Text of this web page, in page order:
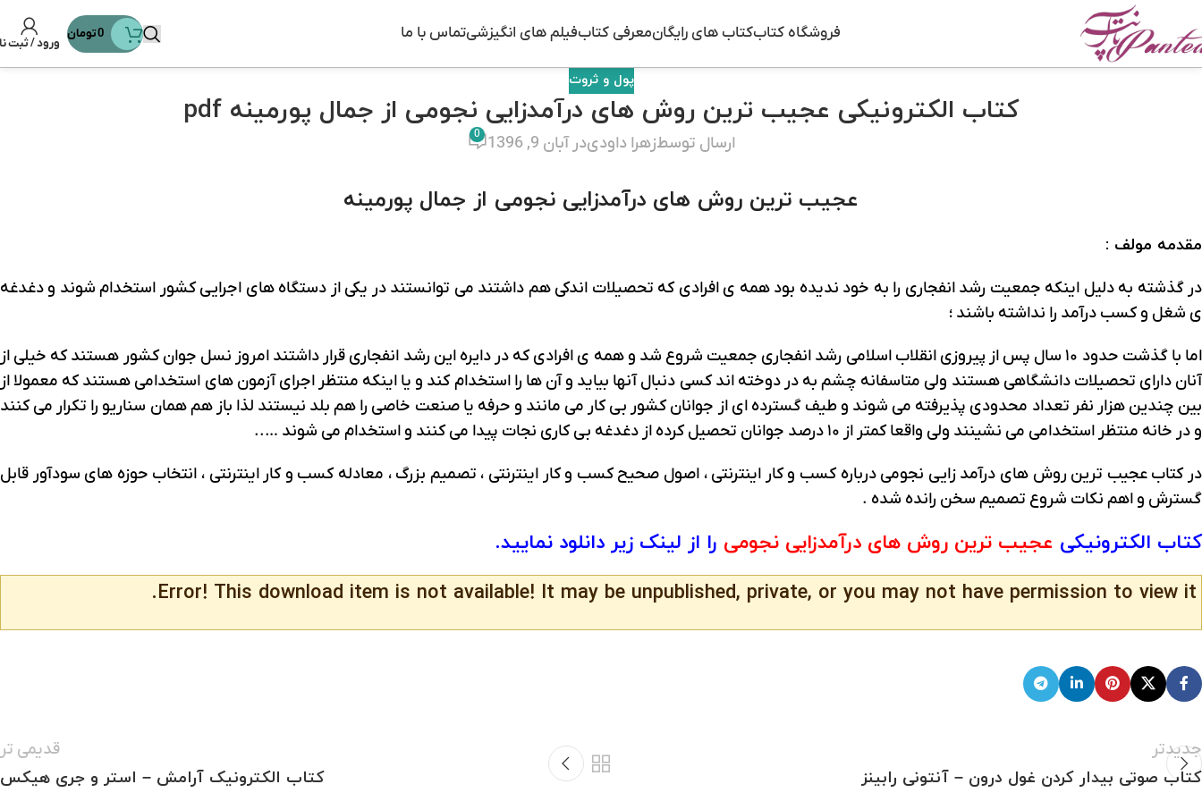
فروشگاه کتابکتاب های رایگانمعرفی کتابفیلم های انگیزشیتماس با ما 0تومان
ورود / ثبت
پول و ثروت
کتاب الکترونیکی عجیب ترین روش های درآمدزایی نجومی از جمال پورمینه pdf
ارسال توسطزهرا داودیدر آبان 9, 1396 0
عجیب ترین روش های درآمدزایی نجومی از جمال پورمینه
مقدمه مولف :
در گذشته به دلیل اینکه جمعیت رشد انفجاری را به خود ندیده بود همه ی افرادی که تحصیلات اندکی هم داشتند می توانستند در یکی از دستگاه های اجرایی کشور استخدام شوند و دغدغه
ی شغل و کسب درآمد را نداشته باشند ؛
اما با گذشت حدود ۱۰ سال پس از پیروزی انقلاب اسلامی رشد انفجاری جمعیت شروع شد و همه ی افرادی که در دایره این رشد انفجاری قرار داشتند امروز نسل جوان کشور هستند که خیلی از
آنان دارای تحصیلات دانشگاهی هستند ولی متاسفانه چشم به در دوخته اند کسی دنبال آنها بیاید و آن ها را استخدام کند و یا اینکه منتظر اجرای آزمون های استخدامی هستند که معمولا از
بین چندین هزار نفر تعداد محدودی پذیرفته می شوند و طیف گسترده ای از جوانان کشور بی کار می مانند و حرفه یا صنعت خاصی را هم بلد نیستند لذا باز هم همان سناریو را تکرار می کنند
و در خانه منتظر استخدامی می نشینند ولی واقعا کمتر از ۱۰ درصد جوانان تحصیل کرده از دغدغه بی کاری نجات پیدا می کنند و استخدام می شوند …..
در کتاب عجیب ترین روش های درآمد زایی نجومی درباره کسب و کار اینترنتی ، اصول صحیح کسب و کار اینترنتی ، تصمیم بزرگ ، معادله کسب و کار اینترنتی ، انتخاب حوزه های سودآور قابل
گسترش و اهم نکات شروع تصمیم سخن رانده شده .
کتاب الکترونیکی عجیب ترین روش های درآمدزایی نجومی را از لینک زیر دانلود نمایید.
Error! This download item is not available! It may be unpublished, private, or you may not have permission to view it.
جدیدتر
کتاب صوتی بیدار کردن غول درون – آنتونی رابینز
قدیمی تر
کتاب الکترونیک آرامش – استر و جری هیکس